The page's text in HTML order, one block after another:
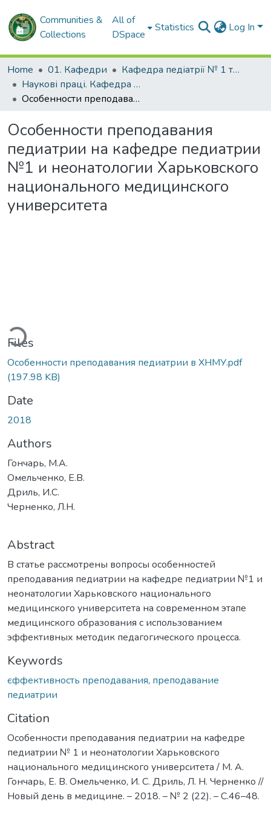
Communities &
Collections
All of
DSpace
Statistics Log In
Home 01. Кафедри
Кафедра педіатрії № 1 та неонатології
Наукові праці. Кафедра педіатрії № 1 та неонатології
Особенности преподавания педиатрии на кафедре педиатрии №1 и неонатологии Харьковского национального медицинского университета
Особенности преподавания
педиатрии на кафедре педиатрии
№1 и неонатологии Харьковского
национального медицинского
университета
Files
Особенности преподавания педиатрии в ХНМУ.pdf
(197.98 KB)
Date
2018
Authors
Гончарь, М.А.
Омельченко, Е.В.
Дриль, И.С.
Черненко, Л.Н.
Abstract
В статье рассмотрены вопросы особенностей
преподавания педиатрии на кафедре педиатрии №1 и
неонатологии Харьковского национального
медицинского университета на современном этапе
медицинского образования с использованием
эффективных методик педагогического процесса.
Keywords
єффективность преподавания, преподавание
педиатрии
Citation
Особенности преподавания педиатрии на кафедре
педиатрии № 1 и неонатологии Харьковского
национального медицинского университета / М. А.
Гончарь, Е. В. Омельченко, И. С. Дриль, Л. Н. Черненко //
Новый день в медицине. – 2018. – № 2 (22). – С.46–48.